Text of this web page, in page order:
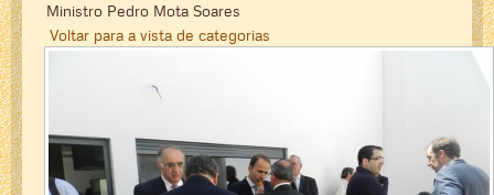
Ministro Pedro Mota Soares
Voltar para a vista de categorias